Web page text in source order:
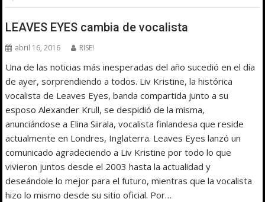
LEAVES EYES cambia de vocalista
abril 16, 2016 RISE!
Una de las noticias más inesperadas del año sucedió en el día
de ayer, sorprendiendo a todos. Liv Kristine, la histórica
vocalista de Leaves Eyes, banda compartida junto a su
esposo Alexander Krull, se despidió de la misma,
anunciándose a Elina Siirala, vocalista finlandesa que reside
actualmente en Londres, Inglaterra. Leaves Eyes lanzó un
comunicado agradeciendo a Liv Kristine por todo lo que
vivieron juntos desde el 2003 hasta la actualidad y
deseándole lo mejor para el futuro, mientras que la vocalista
hizo lo mismo desde su sitio oficial. Por…